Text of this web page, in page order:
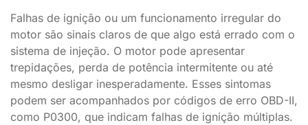
Falhas de ignição ou um funcionamento irregular do
motor são sinais claros de que algo está errado com o
sistema de injeção. O motor pode apresentar
trepidações, perda de potência intermitente ou até
mesmo desligar inesperadamente. Esses sintomas
podem ser acompanhados por códigos de erro OBD-II,
como P0300, que indicam falhas de ignição múltiplas.